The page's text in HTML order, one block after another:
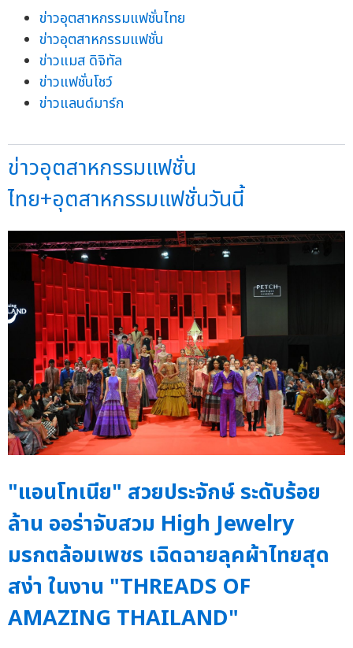
ข่าวอุตสาหกรรมแฟชั่นไทย
ข่าวอุตสาหกรรมแฟชั่น
ข่าวแมส ดิจิทัล
ข่าวแฟชั่นโชว์
ข่าวแลนด์มาร์ก
ข่าวอุตสาหกรรมแฟชั่น
ไทย+อุตสาหกรรมแฟชั่นวันนี้
"แอนโทเนีย" สวยประจักษ์ ระดับร้อย
ล้าน ออร่าจับสวม High Jewelry
มรกตล้อมเพชร เฉิดฉายลุคผ้าไทยสุด
สง่า ในงาน "THREADS OF
AMAZING THAILAND"